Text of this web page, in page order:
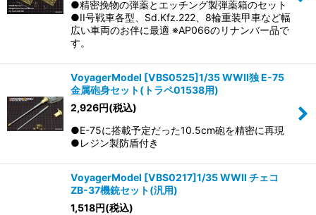
●精密挽物の弾薬とエッチング製弾薬箱のセット
●II号戦車各型、Sd.Kfz.222、8輪重装甲車など幅
広い車両のお伴に最適 ※AP066のリナンバー品で
す。
VoyagerModel [VBS0525]1/35 WWII独 E-75
金属砲身セット(トラペ01538用)
2,926円(税込)
●E-75に搭載予定だった10.5cm砲を精密に再現
●レジン製防盾付き
VoyagerModel [VBS0217]1/35 WWII チェコ
ZB-37機銃セット(汎用)
1,518円(税込)